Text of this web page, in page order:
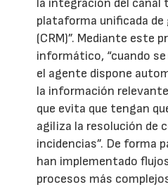
plataforma unificada
(CRM)”. Mediante este
informático, “cuando
el agente dispone
la información
que evita que tengan
agiliza la resolución de
incidencias”. De forma
han implementado
procesos más